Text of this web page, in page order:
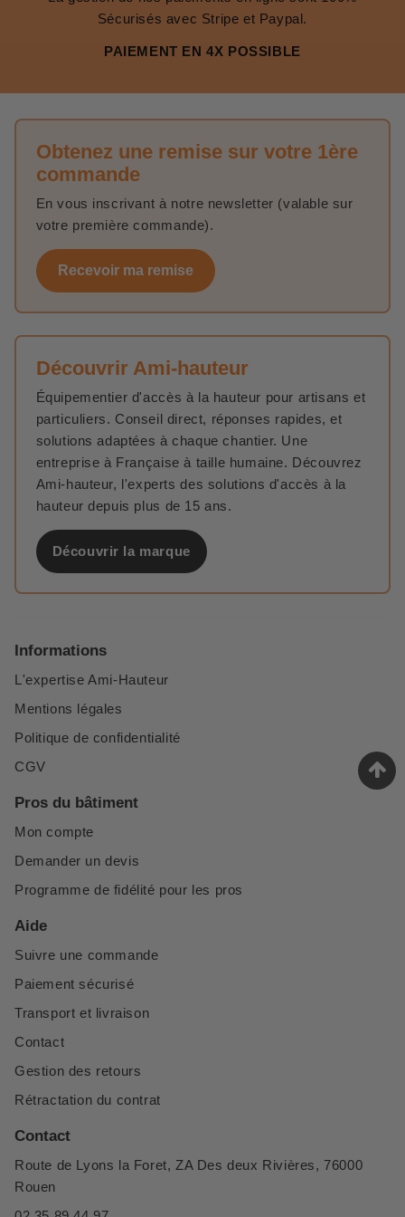
Sécurisés avec Stripe et Paypal.
PAIEMENT EN 4X POSSIBLE
Obtenez une remise sur votre 1ère
commande
En vous inscrivant à notre newsletter (valable sur
votre première commande).
Recevoir ma remise
Découvrir Ami-hauteur
Équipementier d'accès à la hauteur pour artisans et
particuliers. Conseil direct, réponses rapides, et
solutions adaptées à chaque chantier. Une
entreprise à Française à taille humaine. Découvrez
Ami-hauteur, l'experts des solutions d'accès à la
hauteur depuis plus de 15 ans.
Découvrir la marque
Informations
L'expertise Ami-Hauteur
Mentions légales
Politique de confidentialité
CGV
Pros du bâtiment
Mon compte
Demander un devis
Programme de fidélité pour les pros
Aide
Suivre une commande
Paiement sécurisé
Transport et livraison
Contact
Gestion des retours
Rétractation du contrat
Contact
Route de Lyons la Foret, ZA Des deux Rivières, 76000
Rouen